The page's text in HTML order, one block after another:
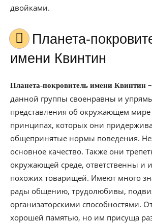
двойками.
Планета-покровитель для
имени Квинтин
Планета-покровитель имени Квинтин –
данной группы своенравны и
представления об окружающем
принципах, которых они
общепринятые нормы поведения.
основное качество. Также они
окружающей среде, ответственны и
похожих товарищей. Имеют много
рады общению, трудолюбивы,
организаторскими способностями.
хорошей памятью, но им присуща